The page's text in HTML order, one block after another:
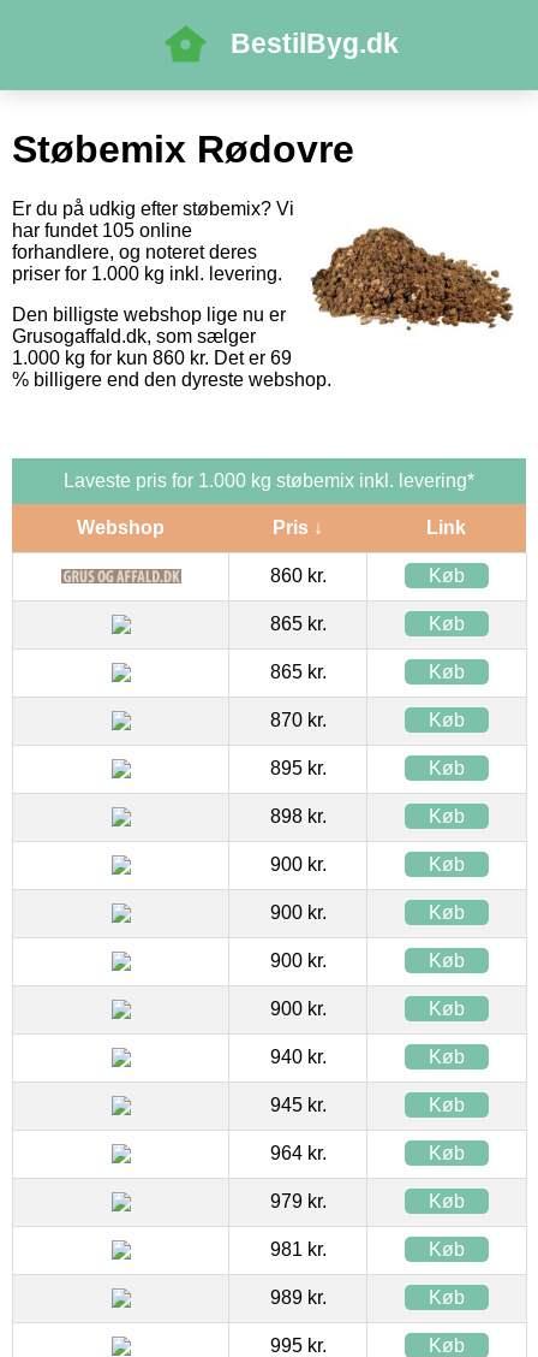
BestilByg.dk
Støbemix Rødovre
Er du på udkig efter støbemix? Vi
har fundet 105 online
forhandlere, og noteret deres
priser for 1.000 kg inkl. levering.
Den billigste webshop lige nu er
Grusogaffald.dk, som sælger
1.000 kg for kun 860 kr. Det er 69
% billigere end den dyreste webshop.
Laveste pris for 1.000 kg støbemix inkl. levering*
Webshop Pris ↓ Link
860 kr. Køb
865 kr. Køb
865 kr. Køb
870 kr. Køb
895 kr. Køb
898 kr. Køb
900 kr. Køb
900 kr. Køb
900 kr. Køb
900 kr. Køb
940 kr. Køb
945 kr. Køb
964 kr. Køb
979 kr. Køb
981 kr. Køb
989 kr. Køb
995 kr. Køb